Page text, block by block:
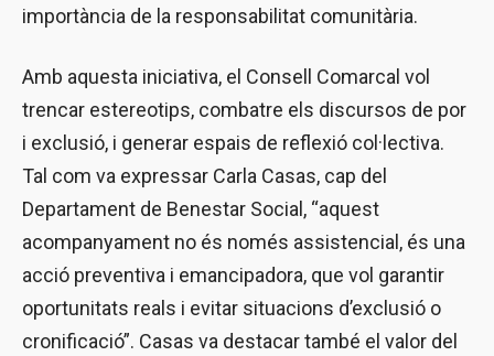
importància de la responsabilitat comunitària.
Amb aquesta iniciativa, el Consell Comarcal vol
trencar estereotips, combatre els discursos de por
i exclusió, i generar espais de reflexió col·lectiva.
Tal com va expressar Carla Casas, cap del
Departament de Benestar Social, “aquest
acompanyament no és només assistencial, és una
acció preventiva i emancipadora, que vol garantir
oportunitats reals i evitar situacions d’exclusió o
cronificació”. Casas va destacar també el valor del